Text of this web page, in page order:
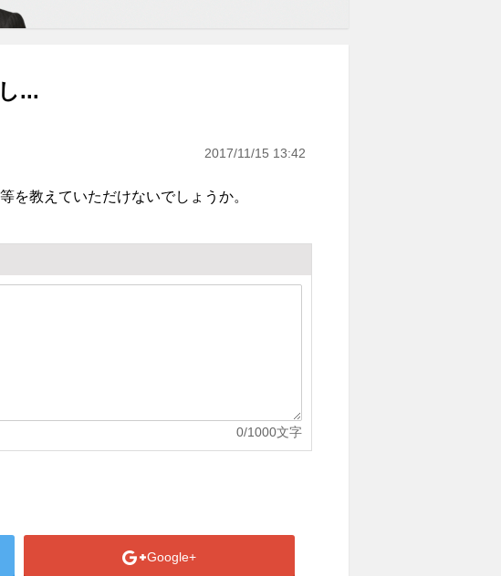
...
2017/11/15 13:42
を教えていただけないでしょうか。
0/1000文字
Google+